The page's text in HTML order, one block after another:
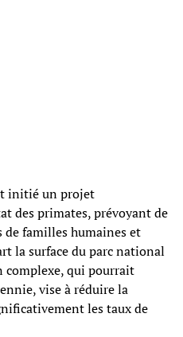
initié un projet
des primates, prévoyant de
familles humaines et
la surface du parc national
complexe, qui pourrait
vise à réduire la
les taux de